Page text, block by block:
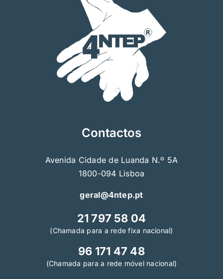
Contactos
Avenida Cidade de Luanda N.º 5A
1800-094 Lisboa
geral@4ntep.pt
21 797 58 04
(Chamada para a rede fixa nacional)
96 171 47 48
(Chamada para a rede móvel nacional)